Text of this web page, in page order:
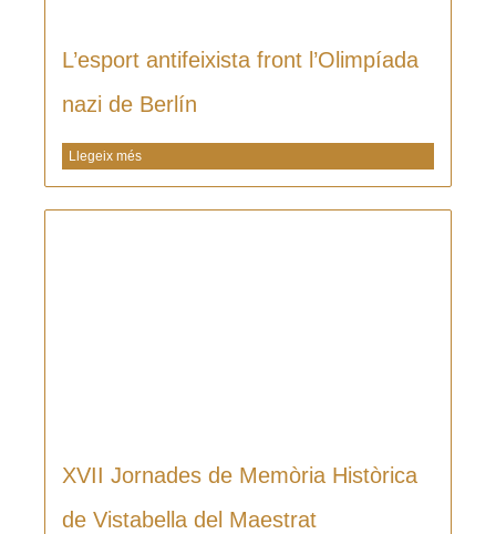
L’esport antifeixista front l’Olimpíada
nazi de Berlín
Llegeix més
XVII Jornades de Memòria Històrica
de Vistabella del Maestrat